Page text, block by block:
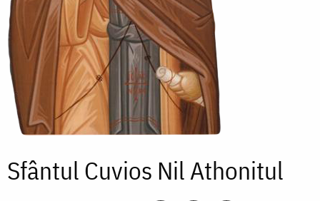
Sfântul Cuvios Nil Athonitul